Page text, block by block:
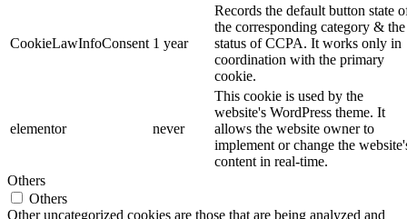
CookieLawInfoConsent 1 year
Records the default button state
the corresponding category & the
status of CCPA. It works only in
coordination with the primary
cookie.
elementor never
This cookie is used by the
website's WordPress theme. It
allows the website owner to
implement or change the
content in real-time.
Others
Others
Other uncategorized cookies are those that are being analyzed and